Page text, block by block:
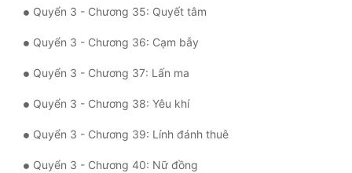
Điền Văn
Đô Thị
Đông Phương
Đông Phương Huyền Huyễn
Đồng Nhân
Quyển 3 - Chương 35: Quyết tâm
Quyển 3 - Chương 36: Cạm bẫy
Quyển 3 - Chương 37: Lấn ma
Quyển 3 - Chương 38: Yêu khí
Quyển 3 - Chương 39: Lính đánh thuê
Quyển 3 - Chương 40: Nữ đồng